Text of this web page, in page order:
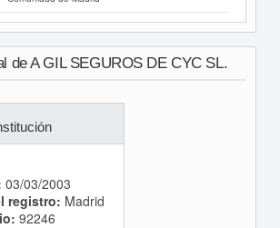
de A GIL SEGUROS DE CYC SL.
03/03/2003
registro: Madrid
92246